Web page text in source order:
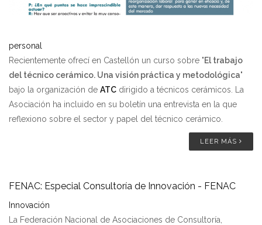
personal
Recientemente ofrecí en Castellón un curso sobre "El trabajo
del técnico cerámico. Una visión práctica y metodológica"
bajo la organización de ATC dirigido a técnicos cerámicos. La
Asociación ha incluido en su boletín una entrevista en la que
reflexiono sobre el sector y papel del técnico cerámico.
LEER MÁS
FENAC: Especial Consultoría de Innovación - FENAC
Innovación
La Federación Nacional de Asociaciones de Consultoría,